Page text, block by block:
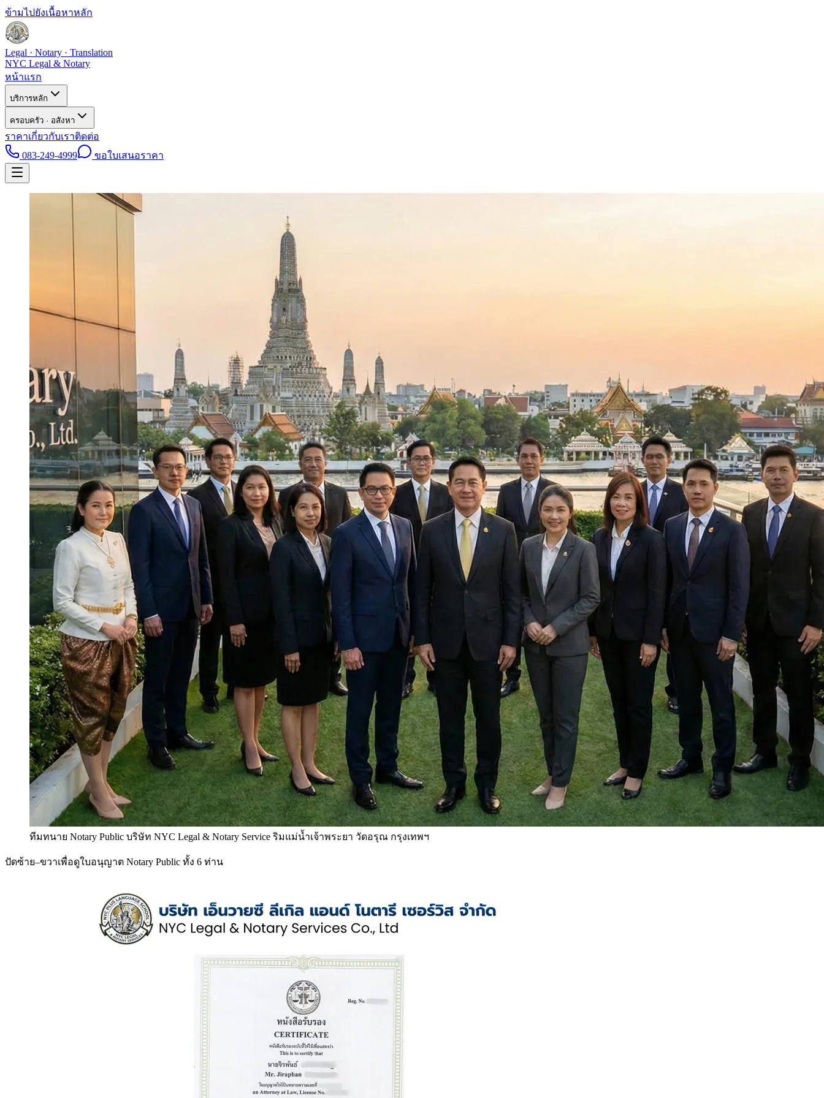
ข้ามไปยังเนื้อหาหลัก
Legal · Notary · Translation
NYC Legal & Notary
หน้าแรก
บริการหลัก
ครอบครัว · อสังหา
ราคาเกี่ยวกับเราติดต่อ
083-249-4999
ขอใบเสนอราคา
ทีมทนาย Notary Public บริษัท NYC Legal & Notary Service ริมแม่น้ำเจ้าพระยา วัดอรุณ กรุงเทพฯ
ปัดซ้าย–ขวาเพื่อดูใบอนุญาต Notary Public ทั้ง 6 ท่าน